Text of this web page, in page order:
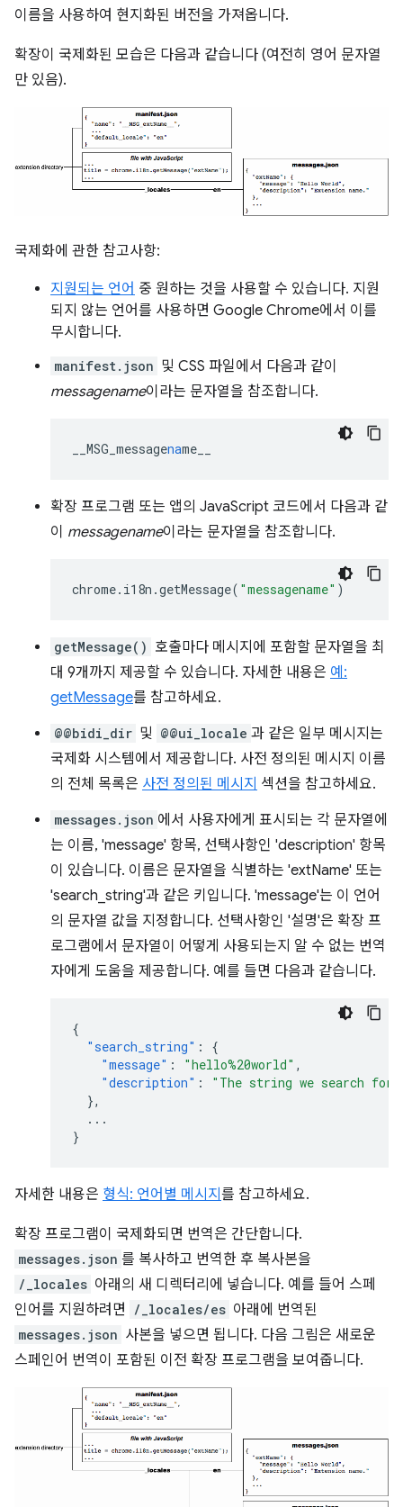
이름을 사용하여 현지화된 버전을 가져옵니다.
확장이 국제화된 모습은 다음과 같습니다 (여전히 영어 문자열
만 있음).
국제화에 관한 참고사항:
지원되는 언어 중 원하는 것을 사용할 수 있습니다. 지원
되지 않는 언어를 사용하면 Google Chrome에서 이를
무시합니다.
manifest.json 및 CSS 파일에서 다음과 같이
messagename이라는 문자열을 참조합니다.
__MSG_messagename__
확장 프로그램 또는 앱의 JavaScript 코드에서 다음과 같
이 messagename이라는 문자열을 참조합니다.
chrome. i18n .getMessage( "messagename" )
getMessage() 호출마다 메시지에 포함할 문자열을 최
대 9개까지 제공할 수 있습니다. 자세한 내용은 예:
getMessage를 참고하세요.
@@bidi_dir 및 @@ui_locale 과 같은 일부 메시지는
국제화 시스템에서 제공합니다. 사전 정의된 메시지 이름
의 전체 목록은 사전 정의된 메시지 섹션을 참고하세요.
messages.json 에서 사용자에게 표시되는 각 문자열에
는 이름, 'message' 항목, 선택사항인 'description' 항목
이 있습니다. 이름은 문자열을 식별하는 'extName' 또는
'search_string'과 같은 키입니다. 'message'는 이 언어
의 문자열 값을 지정합니다. 선택사항인 '설명'은 확장 프
로그램에서 문자열이 어떻게 사용되는지 알 수 없는 번역
자에게 도움을 제공합니다. 예를 들면 다음과 같습니다.
{
"search_string" :
{
"message" : "hello%20world" ,
"description" :
"The string we search for.
},
...
}
자세한 내용은 형식: 언어별 메시지 를 참고하세요.
확장 프로그램이 국제화되면 번역은 간단합니다.
messages.json 를 복사하고 번역한 후 복사본을
/_locales 아래의 새 디렉터리에 넣습니다. 예를 들어 스페
인어를 지원하려면
/_locales/es 아래에 번역된
messages.json 사본을 넣으면 됩니다. 다음 그림은 새로운
스페인어 번역이 포함된 이전 확장 프로그램을 보여줍니다.